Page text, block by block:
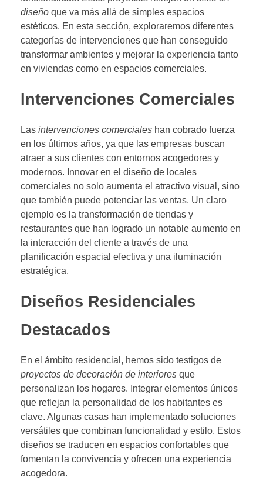
diseño que va más allá de simples espacios
estéticos. En esta sección, exploraremos diferentes
categorías de intervenciones que han conseguido
transformar ambientes y mejorar la experiencia tanto
en viviendas como en espacios comerciales.
Intervenciones Comerciales
Las intervenciones comerciales han cobrado fuerza
en los últimos años, ya que las empresas buscan
atraer a sus clientes con entornos acogedores y
modernos. Innovar en el diseño de locales
comerciales no solo aumenta el atractivo visual, sino
que también puede potenciar las ventas. Un claro
ejemplo es la transformación de tiendas y
restaurantes que han logrado un notable aumento en
la interacción del cliente a través de una
planificación espacial efectiva y una iluminación
estratégica.
Diseños Residenciales
Destacados
En el ámbito residencial, hemos sido testigos de
proyectos de decoración de interiores que
personalizan los hogares. Integrar elementos únicos
que reflejan la personalidad de los habitantes es
clave. Algunas casas han implementado soluciones
versátiles que combinan funcionalidad y estilo. Estos
diseños se traducen en espacios confortables que
fomentan la convivencia y ofrecen una experiencia
acogedora.